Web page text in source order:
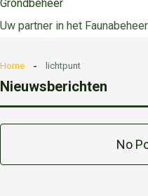
Grondbeheer
Uw partner in het
Home lichtpunt
Nieuwsberichten
No